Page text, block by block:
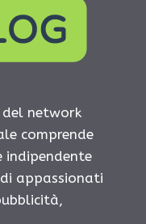
network
comprende
indipendente
appassionati